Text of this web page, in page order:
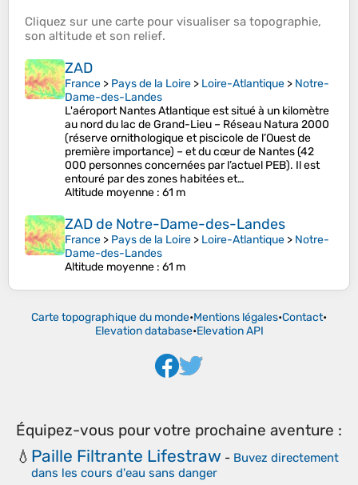
Cliquez sur une carte pour visualiser sa topographie,
son altitude et son relief.
ZAD
France > Pays de la Loire > Loire-Atlantique > Notre-
Dame-des-Landes
L'aéroport Nantes Atlantique est situé à un kilomètre
au nord du lac de Grand-Lieu – Réseau Natura 2000
(réserve ornithologique et piscicole de l’Ouest de
première importance) – et du cœur de Nantes (42
000 personnes concernées par l’actuel PEB). Il est
entouré par des zones habitées et…
Altitude moyenne : 61 m
ZAD de Notre-Dame-des-Landes
France > Pays de la Loire > Loire-Atlantique > Notre-
Dame-des-Landes
Altitude moyenne : 61 m
Carte topographique du monde•Mentions légales•Contact•
Elevation database•Elevation API
Équipez-vous pour votre prochaine aventure :
💧 Paille Filtrante Lifestraw - Buvez directement
dans les cours d'eau sans danger